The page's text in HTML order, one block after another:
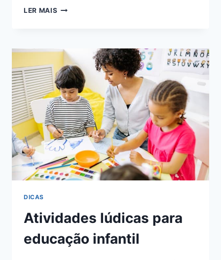
LER MAIS DESENHOS
SORVETE
DICAS
Atividades lúdicas para
educação infantil